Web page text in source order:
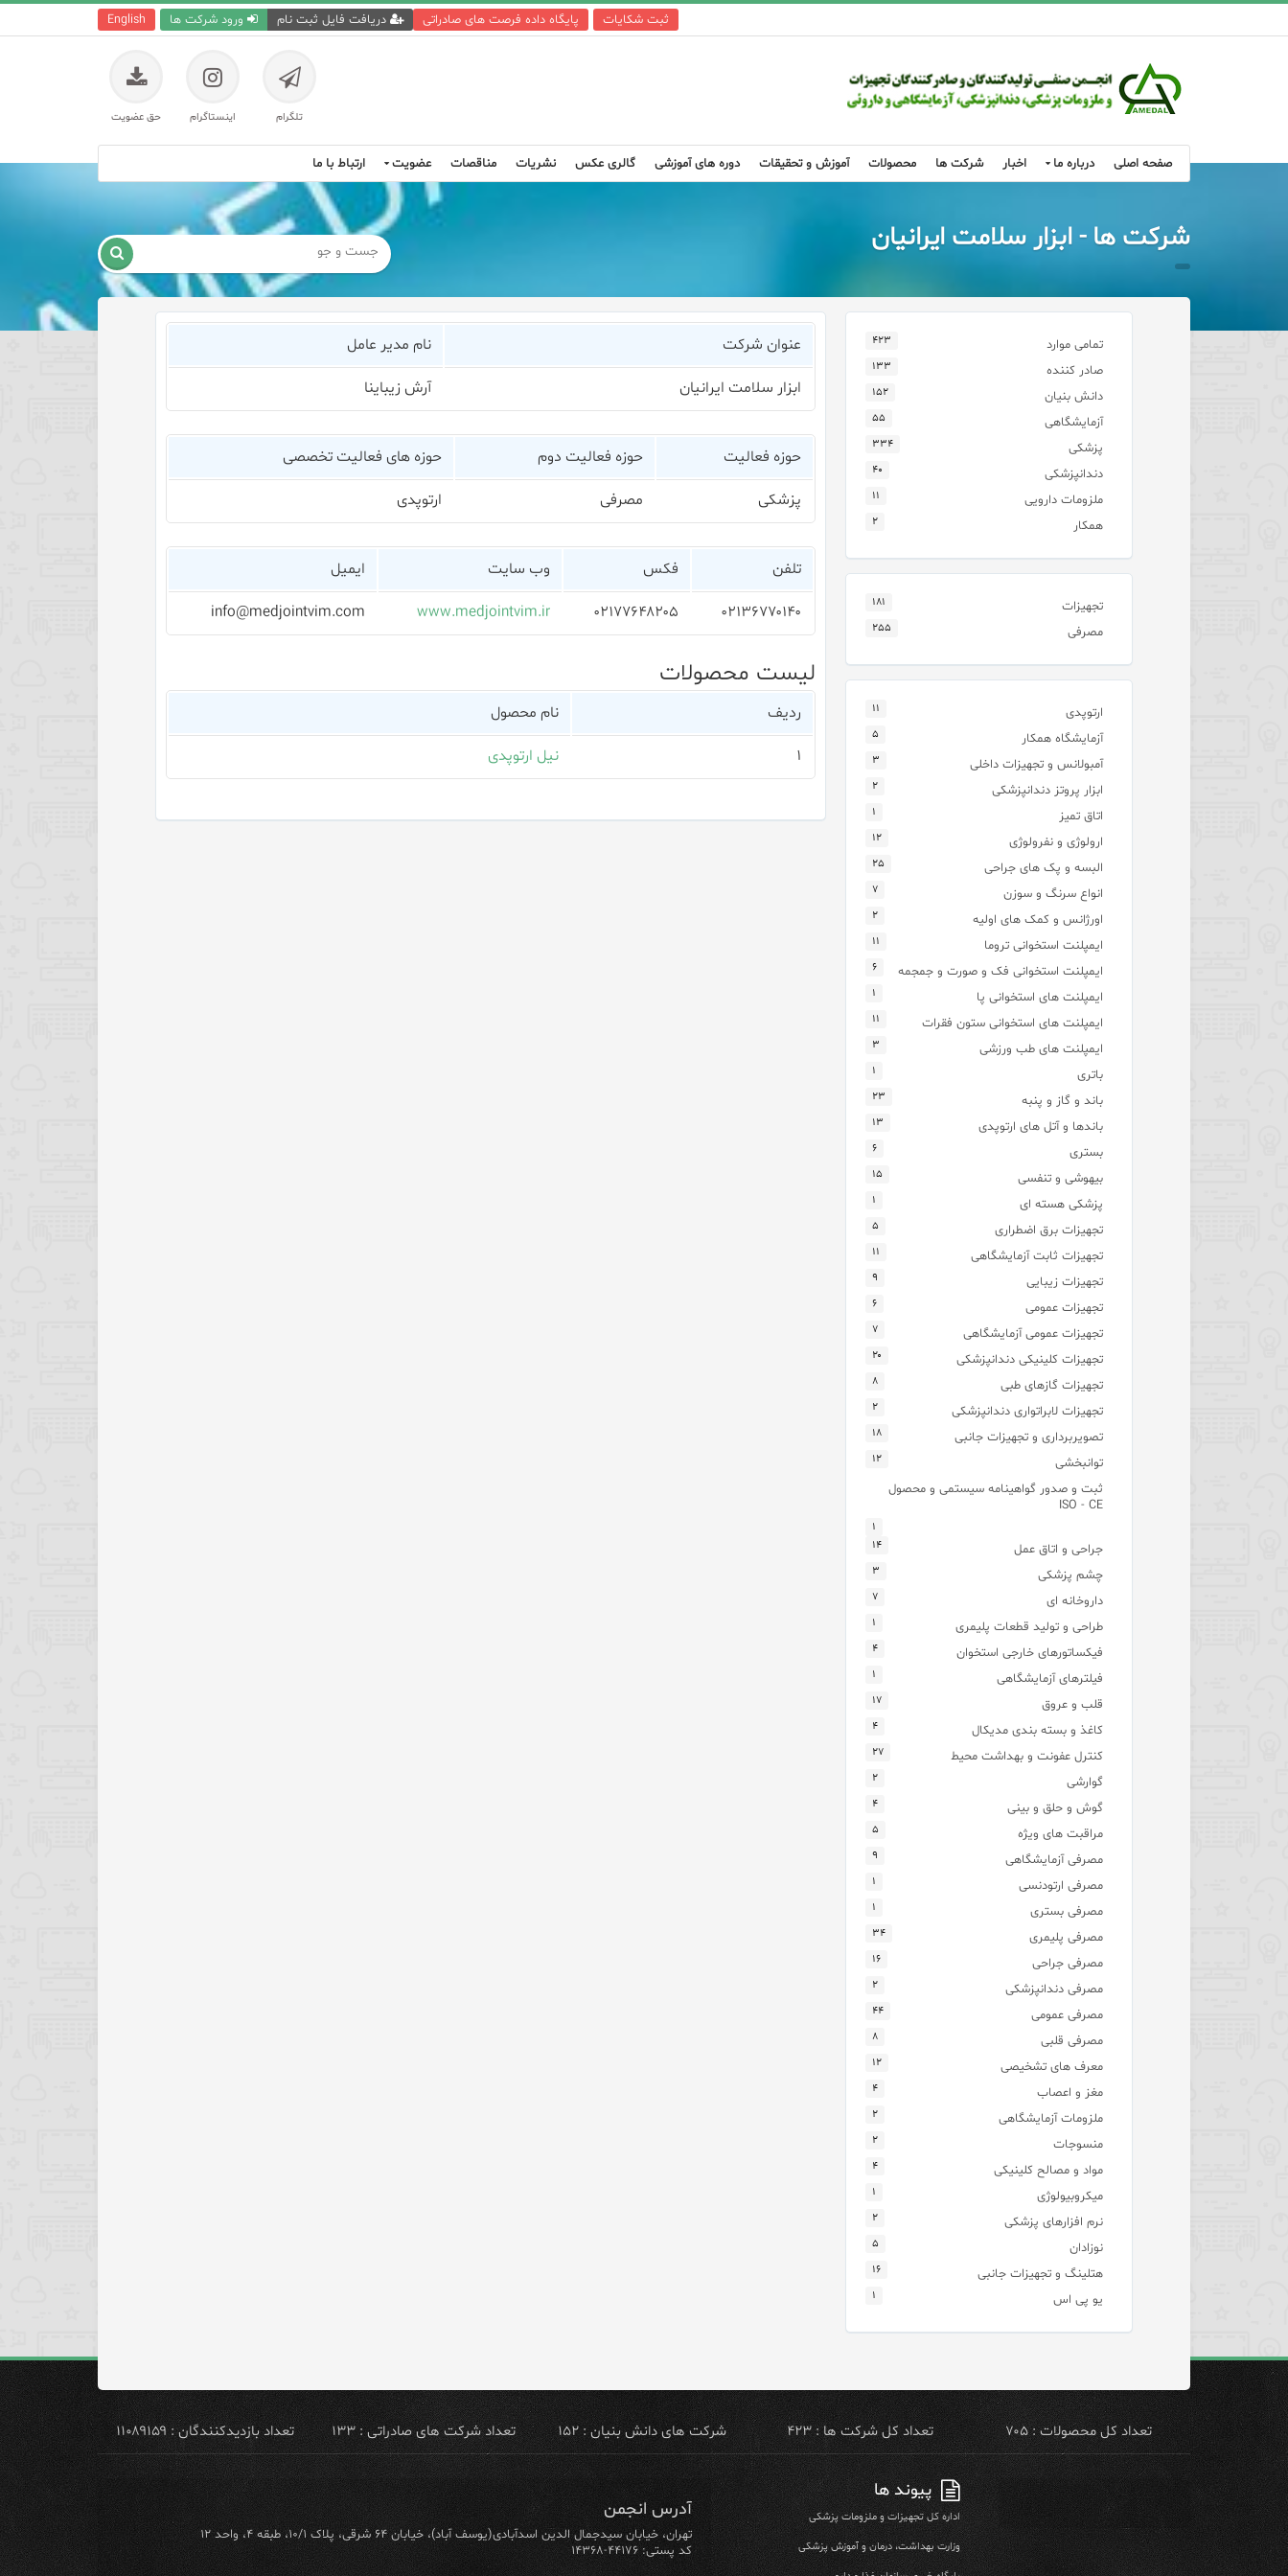
English ورود شرکت ها دریافت فایل ثبت نام پایگاه داده فرصت های صادراتی ثبت شکایات
تلگرام اینستاگرام حق عضویت
صفحه اصلی درباره ما اخبار شرکت ها محصولات آموزش و تحقیقات دوره های آموزشی گالری عکس نشریات مناقصات عضویت ارتباط با ما
شرکت ها - ابزار سلامت ایرانیان 
عنوان شرکت نام مدیر عامل
ابزار سلامت ایرانیان آرش زیباینا
حوزه فعالیت حوزه فعالیت دوم حوزه های فعالیت تخصصی
پزشکی مصرفی ارتوپدی
تلفن فکس وب سایت ایمیل
۰۲۱۳۶۷۷۰۱۴۰ ۰۲۱۷۷۶۴۸۲۰۵ www.medjointvim.ir
info@medjointvim.com
لیست محصولات
ردیف نام محصول
۱ نیل ارتوپدی
تمامی موارد ۴۲۳
صادر کننده ۱۳۳
دانش بنیان ۱۵۲
آزمایشگاهی ۵۵
پزشکی ۳۳۴
دندانپزشکی ۴۰
ملزومات دارویی ۱۱
همکار ۲
تجهیزات ۱۸۱
مصرفی ۲۵۵
ارتوپدی ۱۱
آزمایشگاه همکار ۵
آمبولانس و تجهیزات داخلی ۳
ابزار پروتز دندانپزشکی ۲
اتاق تمیز ۱
ارولوژی و نفرولوژی ۱۲
البسه و پک های جراحی ۲۵
انواع سرنگ و سوزن ۷
اورژانس و کمک های اولیه ۲
ایمپلنت استخوانی تروما ۱۱
ایمپلنت استخوانی فک و صورت و جمجمه ۶
ایمپلنت های استخوانی پا ۱
ایمپلنت های استخوانی ستون فقرات ۱۱
ایمپلنت های طب ورزشی ۳
باتری ۱
باند و گاز و پنبه ۲۳
باندها و آتل های ارتوپدی ۱۳
بستری ۶
بیهوشی و تنفسی ۱۵
پزشکی هسته ای ۱
تجهیزات برق اضطراری ۵
تجهیزات ثابت آزمایشگاهی ۱۱
تجهیزات زیبایی ۹
تجهیزات عمومی ۶
تجهیزات عمومی آزمایشگاهی ۷
تجهیزات کلینیکی دندانپزشکی ۲۰
تجهیزات گازهای طبی ۸
تجهیزات لابراتواری دندانپزشکی ۲
تصویربرداری و تجهیزات جانبی ۱۸
توانبخشی ۱۲
ثبت و صدور گواهینامه سیستمی و محصول
ISO - CE
۱
جراحی و اتاق عمل ۱۴
چشم پزشکی ۳
داروخانه ای ۷
طراحی و تولید قطعات پلیمری ۱
فیکساتورهای خارجی استخوان ۴
فیلترهای آزمایشگاهی ۱
قلب و عروق ۱۷
کاغذ و بسته بندی مدیکال ۴
کنترل عفونت و بهداشت محیط ۲۷
گوارشی ۲
گوش و حلق و بینی ۴
مراقبت های ویژه ۵
مصرفی آزمایشگاهی ۹
مصرفی ارتودنسی ۱
مصرفی بستری ۱
مصرفی پلیمری ۳۴
مصرفی جراحی ۱۶
مصرفی دندانپزشکی ۲
مصرفی عمومی ۴۴
مصرفی قلبی ۸
معرف های تشخیصی ۱۲
مغز و اعصاب ۴
ملزومات آزمایشگاهی ۲
منسوجات ۲
مواد و مصالح کلینیکی ۴
میکروبیولوژی ۱
نرم افزارهای پزشکی ۲
نوزادان ۵
هتلینگ و تجهیزات جانبی ۱۶
یو پی اس ۱
تعداد کل محصولات : ۷۰۵ تعداد کل شرکت ها : ۴۲۳ شرکت های دانش بنیان : ۱۵۲ تعداد شرکت های صادراتی : ۱۳۳ تعداد بازدیدکنندگان : ۱۱۰۸۹۱۵۹
پیوند ها
اداره کل تجهیزات و ملزومات پزشکی
وزارت بهداشت، درمان و آموزش پزشکی
آدرس انجمن
تهران، خیابان سیدجمال الدین اسدآبادی(یوسف آباد)، خیابان ۶۴ شرقی، پلاک ۱۰/۱، طبقه ۴، واحد ۱۲
کد پستی: ۴۴۱۷۶-۱۴۳۶۸